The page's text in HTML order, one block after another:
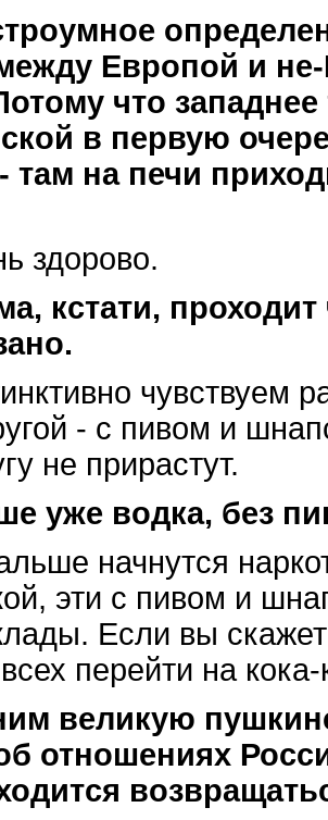
Европой и
что
в первую
там на печи
здорово.
кстати,
чувствуем
- с пивом и
не прирастут.
уже водка, без
начнутся
эти с пивом и
Если вы
перейти на
великую
отношениях